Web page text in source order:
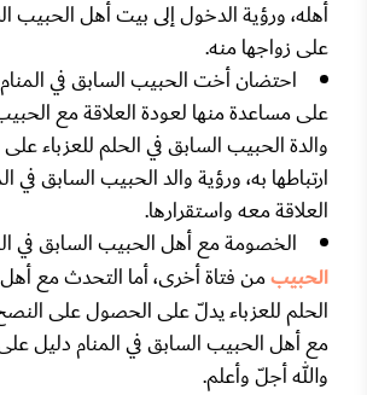
أهله، ورؤية الدخول إلى بيت أهل الحبيب
على زواجها منه.
احتضان أخت الحبيب السابق في
على مساعدة منها لعودة العلاقة مع
والدة الحبيب السابق في الحلم للعزباء
ارتباطها به، ورؤية والد الحبيب السابق
العلاقة معه واستقرارها.
الخصومة مع أهل الحبيب السابق في
الحبيبمن فتاة أخرى، أما التحدث مع
الحلم للعزباء يدلّ على الحصول على
مع أهل الحبيب السابق في المنام دليل على
والله أجلّ وأعلم.